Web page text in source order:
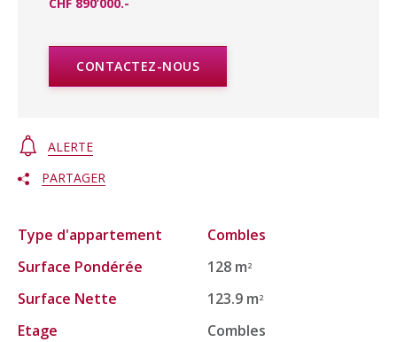
CONTACTEZ-NOUS
ALERTE
PARTAGER
Type d'appartement
Combles
Surface Pondérée
128 m2
Surface Nette 123.9 m2
Etage
Combles